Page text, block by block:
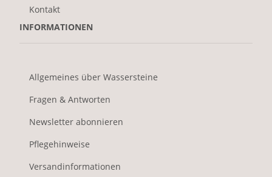
Kontakt
INFORMATIONEN
Allgemeines über Wassersteine
Fragen & Antworten
Newsletter abonnieren
Pflegehinweise
Versandinformationen